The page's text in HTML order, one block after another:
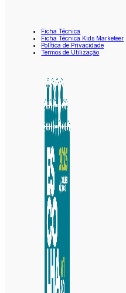
Ficha Técnica
Ficha Técnica Kids Marketeer
Política de Privacidade
Termos de Utilização